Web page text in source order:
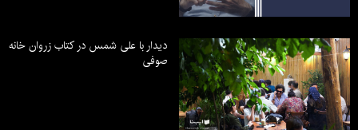
دیدار با علی شمس در کتاب زروان خانه
صوفی